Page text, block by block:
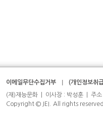
이메일무단수집거부 (개인정보취
(재)재능문화 | 이사장 : 박성훈 | 주
Copyright © JEI. All rights reserved.